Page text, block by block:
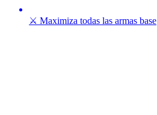
⚔️ Maximiza todas las armas base